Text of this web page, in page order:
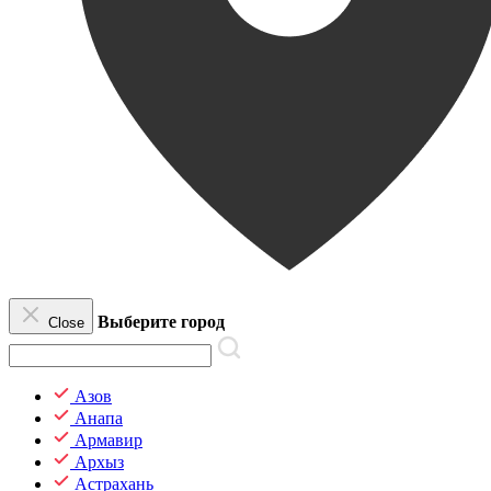
Close Выберите город
Азов
Анапа
Армавир
Архыз
Астрахань